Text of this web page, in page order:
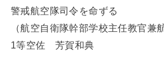
警戒航空隊司令を命ずる
（航空自衛隊幹部学校主任教官兼
1等空佐 芳賀和典